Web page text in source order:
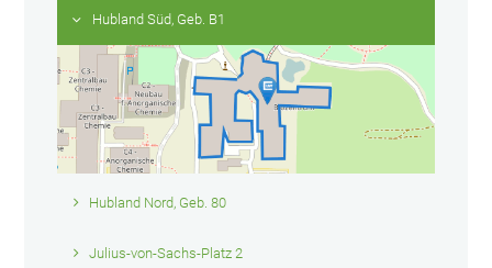
Hubland Süd, Geb. B1
Hubland Nord, Geb. 80
Julius-von-Sachs-Platz 2